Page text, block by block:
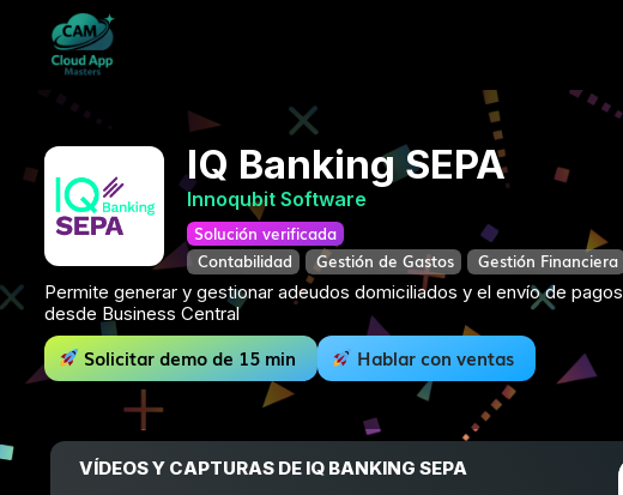
IQ Banking SEPA
Innoqubit Software
Solución verificada
Contabilidad
Gestión de Gastos
Gestión Financiera
Permite generar y gestionar adeudos domiciliados y el envío de pagos
desde Business Central
Solicitar demo de 15 min Hablar con ventas
VÍDEOS Y CAPTURAS DE IQ BANKING SEPA